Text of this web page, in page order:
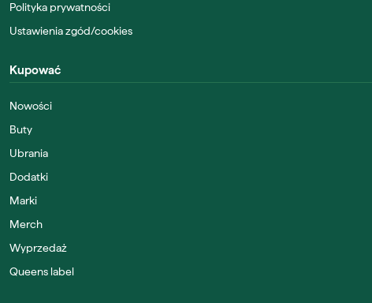
Polityka prywatności
Ustawienia zgód/cookies
Kupować
Nowości
Buty
Ubrania
Dodatki
Marki
Merch
Wyprzedaż
Queens label